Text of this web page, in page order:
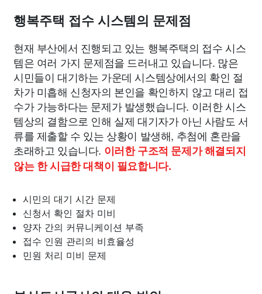
행복주택 접수 시스템의 문제점
현재 부산에서 진행되고 있는 행복주택의 접수 시스
템은 여러 가지 문제점을 드러내고 있습니다. 많은
시민들이 대기하는 가운데 시스템상에서의 확인 절
차가 미흡해 신청자의 본인을 확인하지 않고 대리 접
수가 가능하다는 문제가 발생했습니다. 이러한 시스
템상의 결함으로 인해 실제 대기자가 아닌 사람도 서
류를 제출할 수 있는 상황이 발생해, 추첨에 혼란을
초래하고 있습니다. 이러한 구조적 문제가 해결되지
않는 한 시급한 대책이 필요합니다.
시민의 대기 시간 문제
신청서 확인 절차 미비
양자 간의 커뮤니케이션 부족
접수 인원 관리의 비효율성
민원 처리 미비 문제